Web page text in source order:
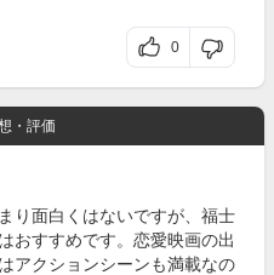
0
・評価
り面白くはないですが、福士
おすすめです。恋愛映画の出
アクションシーンも満載なの